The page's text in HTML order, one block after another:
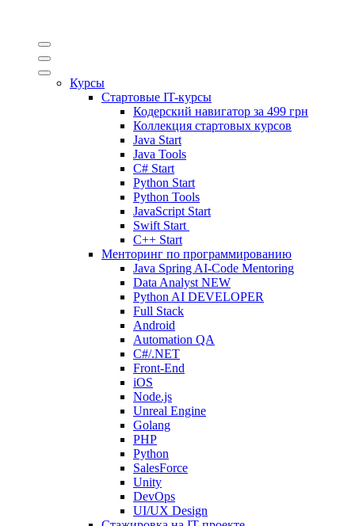
Курсы
Стартовые IT-курсы
Кодерский навигатор за 499 грн
Коллекция стартовых курсов
Java Start
Java Tools
C# Start
Python Start
Python Tools
JavaScript Start
Swift Start
C++ Start
Менторинг по программированию
Java Spring AI-Code Mentoring
Data Analyst NEW
Python AI DEVELOPER
Full Stack
Android
Automation QA
C#/.NET
Front-End
iOS
Node.js
Unreal Engine
Golang
PHP
Python
SalesForce
Unity
DevOps
UI/UX Design